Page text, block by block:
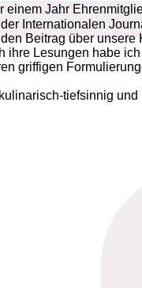
Jahr
Internationalen
Beitrag über
ihre Lesungen habe
griffigen
tiefsinnig